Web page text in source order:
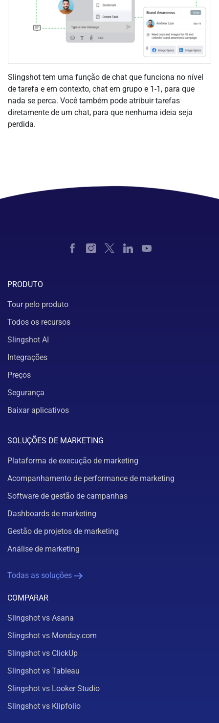
Slingshot tem uma função de chat que funciona no nível
de tarefa e em contexto, chat em grupo e 1-1, para que
nada se perca. Você também pode atribuir tarefas
diretamente de um chat, para que nenhuma ideia seja
perdida.
PRODUTO
Tour pelo produto
Todos os recursos
Slingshot AI
Integrações
Preços
Segurança
Baixar aplicativos
SOLUÇÕES DE MARKETING
Plataforma de execução de marketing
Acompanhamento de performance de marketing
Software de gestão de campanhas
Dashboards de marketing
Gestão de projetos de marketing
Análise de marketing
Todas as soluções
COMPARAR
Slingshot vs Asana
Slingshot vs Monday.com
Slingshot vs ClickUp
Slingshot vs Tableau
Slingshot vs Looker Studio
Slingshot vs Klipfolio